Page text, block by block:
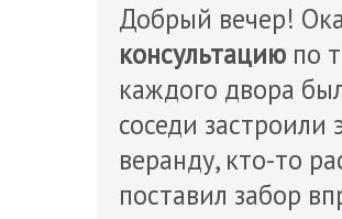
Добрый вечер!
консультацию по
каждого двора
соседи застроили
веранду, кто-то
поставил забор